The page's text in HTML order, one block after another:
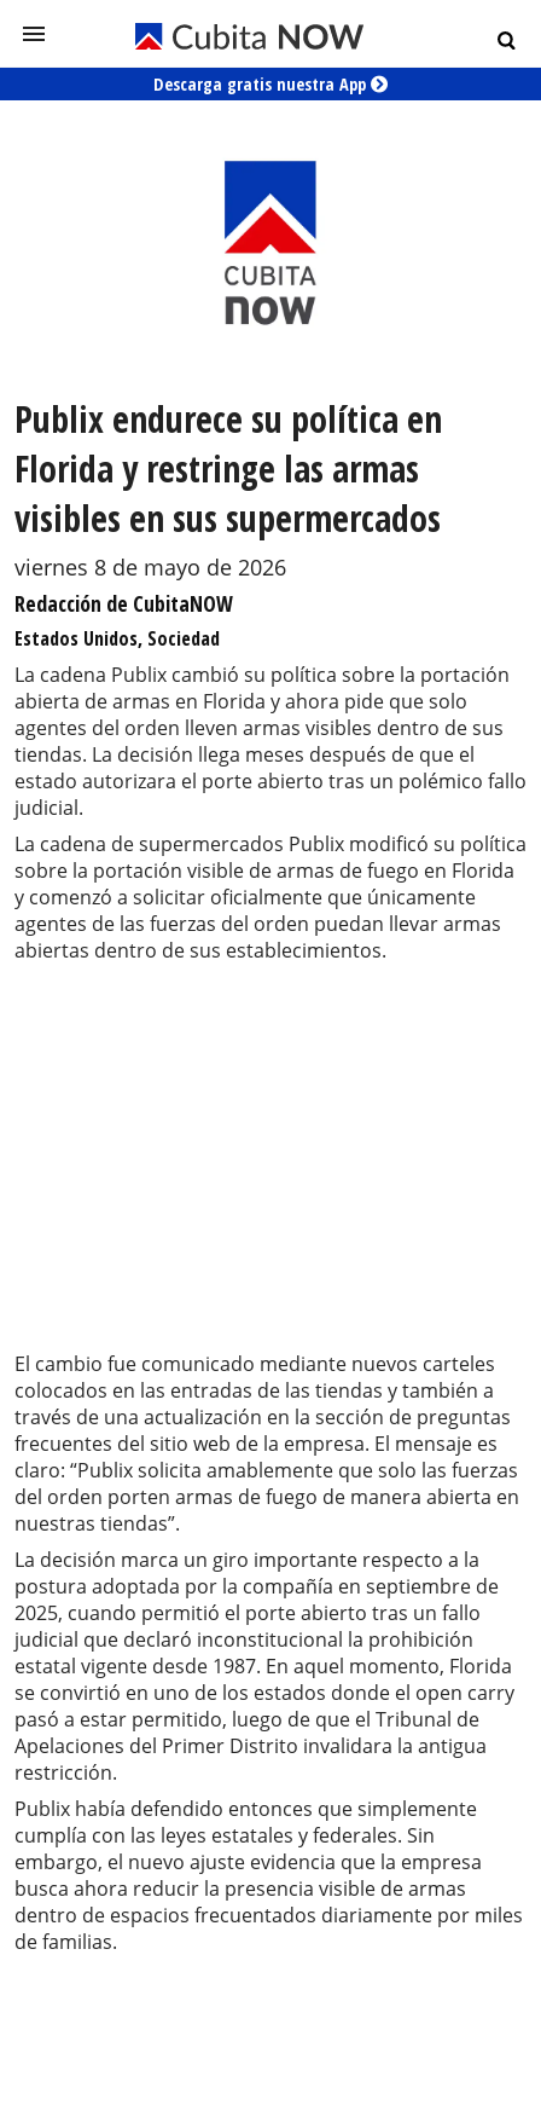
Descarga gratis nuestra App
Publix endurece su política en
Florida y restringe las armas
visibles en sus supermercados
viernes 8 de mayo de 2026
Redacción de CubitaNOW
Estados Unidos, Sociedad
La cadena Publix cambió su política sobre la portación
abierta de armas en Florida y ahora pide que solo
agentes del orden lleven armas visibles dentro de sus
tiendas. La decisión llega meses después de que el
estado autorizara el porte abierto tras un polémico fallo
judicial.
La cadena de supermercados Publix modificó su política
sobre la portación visible de armas de fuego en Florida
y comenzó a solicitar oficialmente que únicamente
agentes de las fuerzas del orden puedan llevar armas
abiertas dentro de sus establecimientos.
El cambio fue comunicado mediante nuevos carteles
colocados en las entradas de las tiendas y también a
través de una actualización en la sección de preguntas
frecuentes del sitio web de la empresa. El mensaje es
claro: “Publix solicita amablemente que solo las fuerzas
del orden porten armas de fuego de manera abierta en
nuestras tiendas”.
La decisión marca un giro importante respecto a la
postura adoptada por la compañía en septiembre de
2025, cuando permitió el porte abierto tras un fallo
judicial que declaró inconstitucional la prohibición
estatal vigente desde 1987. En aquel momento, Florida
se convirtió en uno de los estados donde el open carry
pasó a estar permitido, luego de que el Tribunal de
Apelaciones del Primer Distrito invalidara la antigua
restricción.
Publix había defendido entonces que simplemente
cumplía con las leyes estatales y federales. Sin
embargo, el nuevo ajuste evidencia que la empresa
busca ahora reducir la presencia visible de armas
dentro de espacios frecuentados diariamente por miles
de familias.